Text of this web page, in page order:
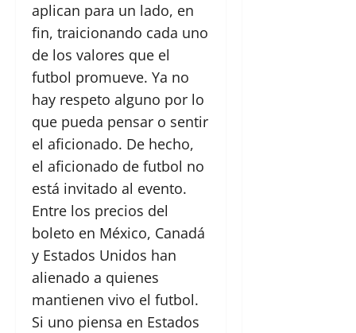
aplican para un lado, en
fin, traicionando cada uno
de los valores que el
futbol promueve. Ya no
hay respeto alguno por lo
que pueda pensar o sentir
el aficionado. De hecho,
el aficionado de futbol no
está invitado al evento.
Entre los precios del
boleto en México, Canadá
y Estados Unidos han
alienado a quienes
mantienen vivo el futbol.
Si uno piensa en Estados